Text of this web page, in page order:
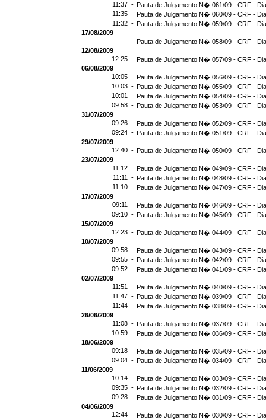
11:37 - Pauta de Julgamento N� 061/09 - CRF -
11:35 - Pauta de Julgamento N� 060/09 - CRF -
11:32 - Pauta de Julgamento N� 059/09 - CRF -
17/08/2009
Pauta de Julgamento N� 058/09 - CRF -
12/08/2009
12:25 - Pauta de Julgamento N� 057/09 - CRF -
06/08/2009
10:05 - Pauta de Julgamento N� 056/09 - CRF -
10:03 - Pauta de Julgamento N� 055/09 - CRF -
10:01 - Pauta de Julgamento N� 054/09 - CRF -
09:58 - Pauta de Julgamento N� 053/09 - CRF -
31/07/2009
09:26 - Pauta de Julgamento N� 052/09 - CRF -
09:24 - Pauta de Julgamento N� 051/09 - CRF -
29/07/2009
12:40 - Pauta de Julgamento N� 050/09 - CRF -
23/07/2009
11:12 - Pauta de Julgamento N� 049/09 - CRF -
11:11 - Pauta de Julgamento N� 048/09 - CRF -
11:10 - Pauta de Julgamento N� 047/09 - CRF -
17/07/2009
09:11 - Pauta de Julgamento N� 046/09 - CRF -
09:10 - Pauta de Julgamento N� 045/09 - CRF -
15/07/2009
12:23 - Pauta de Julgamento N� 044/09 - CRF -
10/07/2009
09:58 - Pauta de Julgamento N� 043/09 - CRF -
09:55 - Pauta de Julgamento N� 042/09 - CRF -
09:52 - Pauta de Julgamento N� 041/09 - CRF -
02/07/2009
11:51 - Pauta de Julgamento N� 040/09 - CRF -
11:47 - Pauta de Julgamento N� 039/09 - CRF -
11:44 - Pauta de Julgamento N� 038/09 - CRF -
26/06/2009
11:08 - Pauta de Julgamento N� 037/09 - CRF -
10:59 - Pauta de Julgamento N� 036/09 - CRF -
18/06/2009
09:18 - Pauta de Julgamento N� 035/09 - CRF -
09:04 - Pauta de Julgamento N� 034/09 - CRF -
11/06/2009
10:14 - Pauta de Julgamento N� 033/09 - CRF -
09:35 - Pauta de Julgamento N� 032/09 - CRF -
09:28 - Pauta de Julgamento N� 031/09 - CRF -
04/06/2009
12:44 - Pauta de Julgamento N� 030/09 - CRF -